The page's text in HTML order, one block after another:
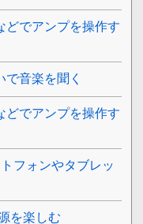
どでアンプを操作す
音楽を聞く
どでアンプを操作す
フォンやタブレッ
を楽しむ